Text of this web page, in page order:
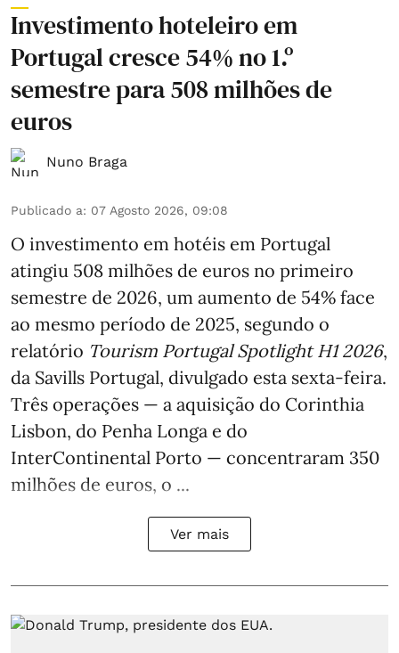
Investimento hoteleiro em
Portugal cresce 54% no 1.º
semestre para 508 milhões de
euros
Nuno Braga
Publicado a: 07 Agosto 2026, 09:08
O investimento em hotéis em Portugal
atingiu 508 milhões de euros no primeiro
semestre de 2026, um aumento de 54% face
ao mesmo período de 2025, segundo o
relatório Tourism Portugal Spotlight H1 2026,
da Savills Portugal, divulgado esta sexta-feira.
Três operações — a aquisição do Corinthia
Lisbon, do Penha Longa e do
InterContinental Porto — concentraram 350
milhões de euros, o ...
Ver mais